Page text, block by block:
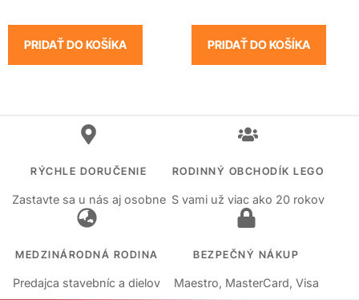
PRIDAŤ DO KOŠÍKA PRIDAŤ DO KOŠÍKA
RÝCHLE DORUČENIE
Zastavte sa u nás aj osobne
RODINNÝ OBCHODÍK LEGO
S vami už viac ako 20 rokov
MEDZINÁRODNÁ RODINA
Predajca stavebníc a dielov
BEZPEČNÝ NÁKUP
Maestro, MasterCard, Visa